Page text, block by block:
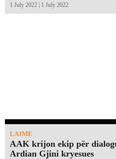
1 July 2022 | 1 July 2022
LAJME
AAK krijon ekip për
Ardian Gjini kryesues